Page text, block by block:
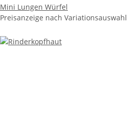
Mini Lungen Würfel
Preisanzeige nach Variationsauswahl